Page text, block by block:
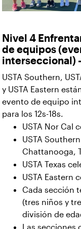
Nivel 4
de equipos
interseccional)
USTA Southern,
y USTA Eastern
evento de equipo
para los 12s-18s.
USTA Nor Cal
USTA
Chattanooga,
USTA Texas
USTA Eastern
Cada sección
(tres niños y
división de